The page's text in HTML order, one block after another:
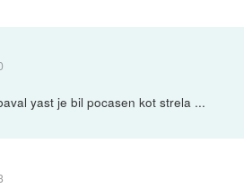
yast je bil pocasen kot strela ...